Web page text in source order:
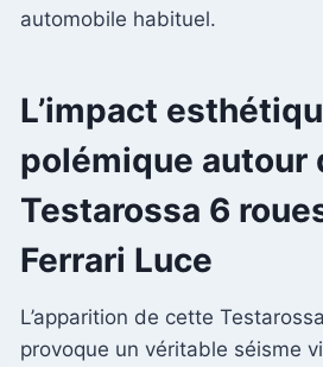
automobile habituel.
L’impact
polémique autour
Testarossa 6
Ferrari Luce
L’apparition de cette
provoque un véritable séisme